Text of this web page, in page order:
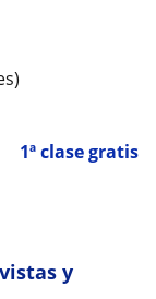
1ª clase gratis
y